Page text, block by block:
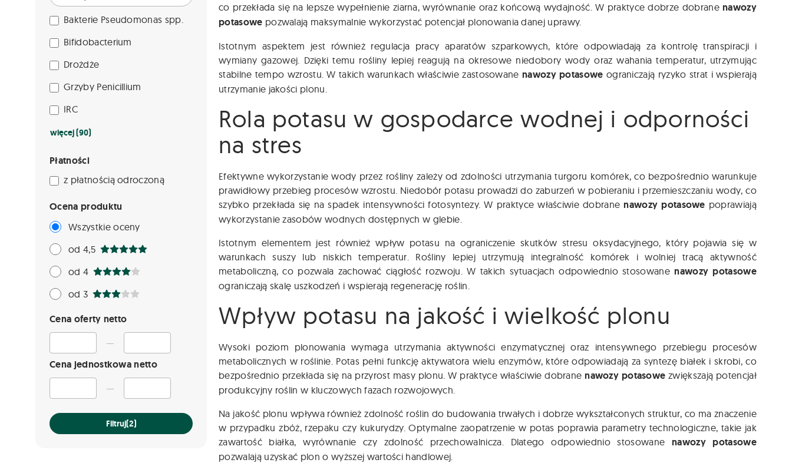
Bakterie Pseudomonas spp.
Bifidobacterium
Drożdże
Grzyby Penicillium
IRC
więcej (90)
Płatności
z płatnością odroczoną
Ocena produktu
Wszystkie oceny
od 4,5
od 4
od 3
Cena oferty netto
—
Cena jednostkowa netto
—
Filtruj(2)
co przekłada się na lepsze wypełnienie ziarna, wyrównanie oraz końcową wydajność. W praktyce dobrze dobranenawozy
potasowe pozwalają maksymalnie wykorzystać potencjał plonowania danej uprawy.
Istotnym aspektem jest również regulacja pracy aparatów szparkowych, które odpowiadają za kontrolę transpiracji i
wymiany gazowej. Dzięki temu rośliny lepiej reagują na okresowe niedobory wody oraz wahania temperatur, utrzymując
stabilne tempo wzrostu. W takich warunkach właściwie zastosowane nawozy potasowe ograniczają ryzyko strat i wspierają
utrzymanie jakości plonu.
Rola potasu w gospodarce wodnej i odporności
na stres
Efektywne wykorzystanie wody przez rośliny zależy od zdolności utrzymania turgoru komórek, co bezpośrednio warunkuje
prawidłowy przebieg procesów wzrostu. Niedobór potasu prowadzi do zaburzeń w pobieraniu i przemieszczaniu wody, co
szybko przekłada się na spadek intensywności fotosyntezy. W praktyce właściwie dobranenawozy potasowe poprawiają
wykorzystanie zasobów wodnych dostępnych w glebie.
Istotnym elementem jest również wpływ potasu na ograniczenie skutków stresu oksydacyjnego, który pojawia się w
warunkach suszy lub niskich temperatur. Rośliny lepiej utrzymują integralność komórek i wolniej tracą aktywność
metaboliczną, co pozwala zachować ciągłość rozwoju. W takich sytuacjach odpowiednio stosowanenawozy potasowe
ograniczają skalę uszkodzeń i wspierają regenerację roślin.
Wpływ potasu na jakość i wielkość plonu
Wysoki poziom plonowania wymaga utrzymania aktywności enzymatycznej oraz intensywnego przebiegu procesów
metabolicznych w roślinie. Potas pełni funkcję aktywatora wielu enzymów, które odpowiadają za syntezę białek i skrobi, co
bezpośrednio przekłada się na przyrost masy plonu. W praktyce właściwie dobranenawozy potasowe zwiększają potencjał
produkcyjny roślin w kluczowych fazach rozwojowych.
Na jakość plonu wpływa również zdolność roślin do budowania trwałych i dobrze wykształconych struktur, co ma znaczenie
w przypadku zbóż, rzepaku czy kukurydzy. Optymalne zaopatrzenie w potas poprawia parametry technologiczne, takie jak
zawartość białka, wyrównanie czy zdolność przechowalnicza. Dlatego odpowiednio stosowane nawozy potasowe
pozwalają uzyskać plon o wyższej wartości handlowej.